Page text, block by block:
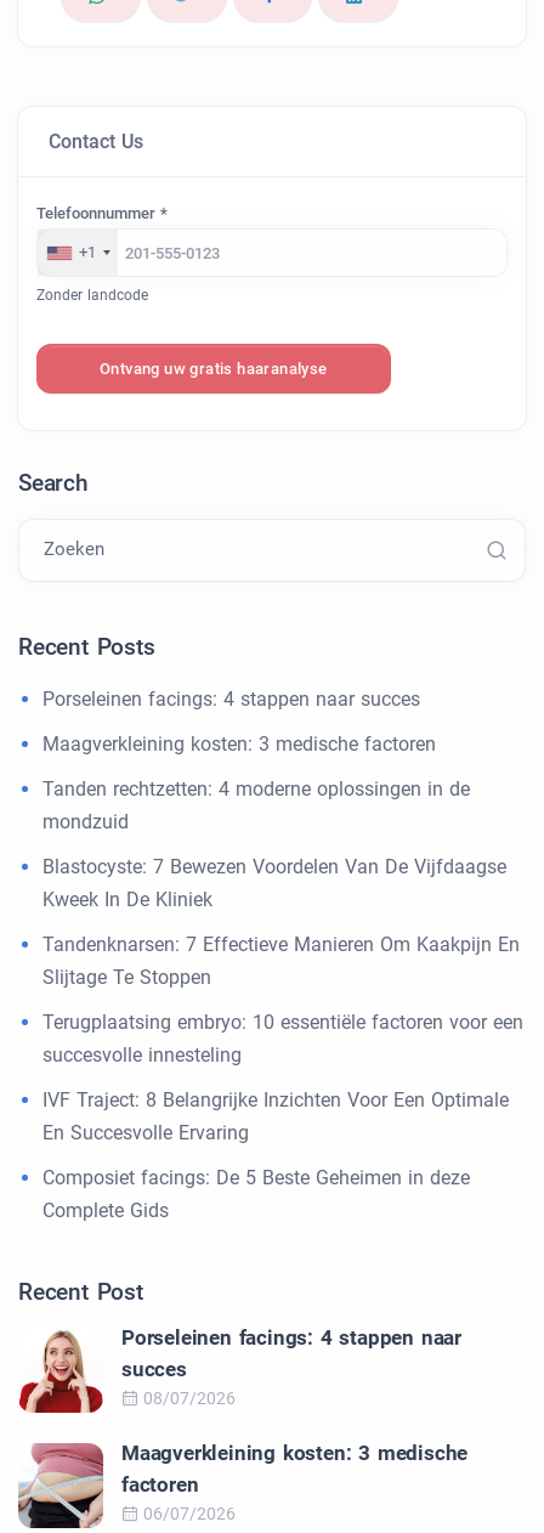
Contact Us
Telefoonnummer *
+1
Zonder landcode
Ontvang uw gratis haaranalyse
Search
Zoeken
Recent Posts
Porseleinen facings: 4 stappen naar succes
Maagverkleining kosten: 3 medische factoren
Tanden rechtzetten: 4 moderne oplossingen in de
mondzuid
Blastocyste: 7 Bewezen Voordelen Van De Vijfdaagse
Kweek In De Kliniek
Tandenknarsen: 7 Effectieve Manieren Om Kaakpijn En
Slijtage Te Stoppen
Terugplaatsing embryo: 10 essentiële factoren voor een
succesvolle innesteling
IVF Traject: 8 Belangrijke Inzichten Voor Een Optimale
En Succesvolle Ervaring
Composiet facings: De 5 Beste Geheimen in deze
Complete Gids
Recent Post
Porseleinen facings: 4 stappen naar
succes
08/07/2026
Maagverkleining kosten: 3 medische
factoren
06/07/2026